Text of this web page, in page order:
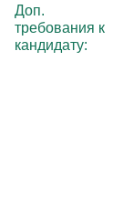
Доп.
требования к
кандидату: